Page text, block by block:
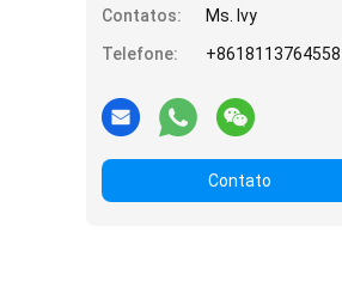
Contatos:
Ms. Ivy
Telefone:
+8618113764558
Contato